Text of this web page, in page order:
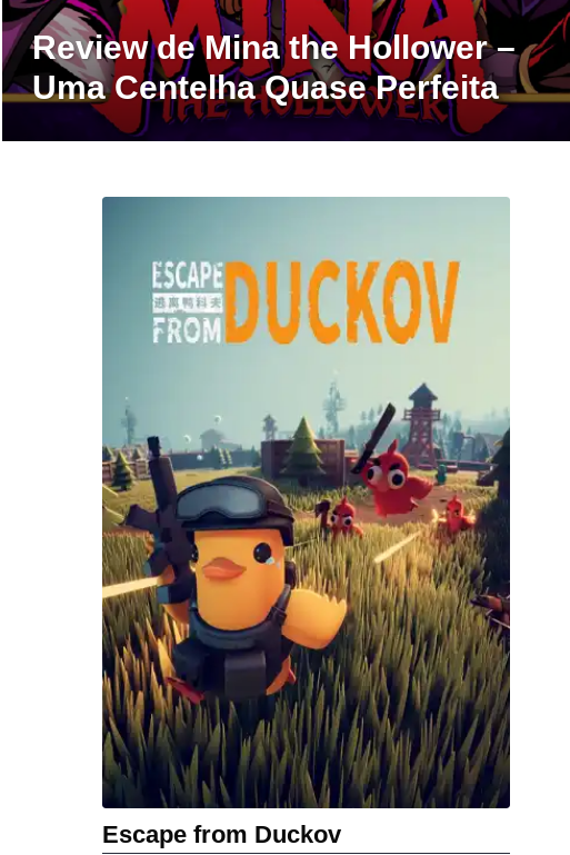
Review de Mina the Hollower –
Uma Centelha Quase Perfeita
Escape from Duckov